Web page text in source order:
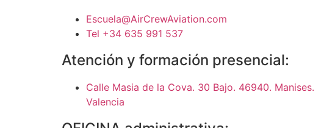
Escuela@AirCrewAviation.com
Tel +34 635 991 537
Atención y formación presencial:
Calle Masia de la Cova. 30 Bajo. 46940. Manises.
Valencia